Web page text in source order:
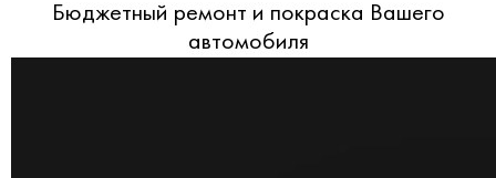
Бюджетный ремонт и покраска Вашего
автомобиля